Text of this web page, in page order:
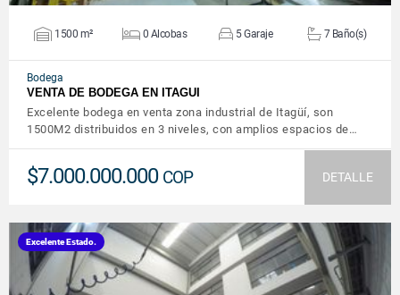
1500 m² 0 Alcobas 5 Garaje 7 Baño(s)
Bodega
VENTA DE BODEGA EN ITAGUI
Excelente bodega en venta zona industrial de Itagüí, son
1500M2 distribuidos en 3 niveles, con amplios espacios de…
$7.000.000.000 COP DETALLE
Excelente Estado.